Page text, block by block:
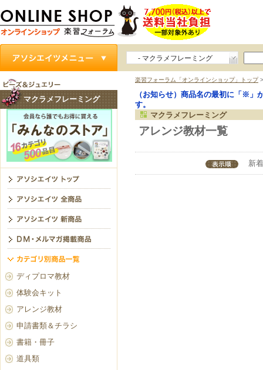
- マクラメフレーミング
楽習フォーラム「オンラインショップ」トップ
（お知らせ）商品名の最初に「※」
す。
マクラメフレーミング
アレンジ教材一覧
新
マクラメフレーミング
ディプロマ教材
体験会キット
アレンジ教材
申請書類＆チラシ
書籍・冊子
道具類